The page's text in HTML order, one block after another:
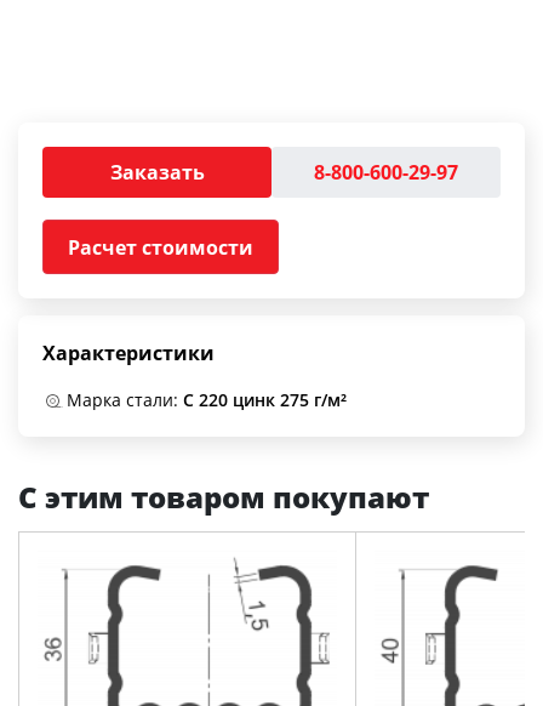
Заказать 8-800-600-29-97
Расчет стоимости
Характеристики
Марка стали: С 220 цинк 275 г/м²
С этим товаром покупают